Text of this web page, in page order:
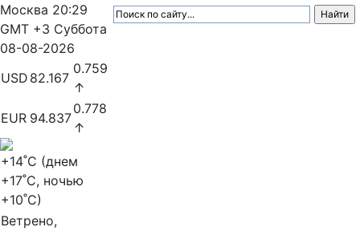
Москва 20:29
GMT +3 Суббота
08-08-2026
USD 82.167
0.759
↑
EUR 94.837
0.778
↑
+14˚C (днем
+17˚C, ночью
+10˚C)
Ветрено,